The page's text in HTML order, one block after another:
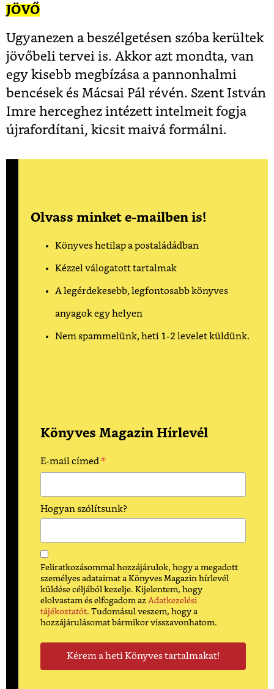
JÖVŐ
Ugyanezen a beszélgetésen szóba kerültek
jövőbeli tervei is. Akkor azt mondta, van
egy kisebb megbízása a pannonhalmi
bencések és Mácsai Pál révén. Szent István
Imre herceghez intézett intelmeit fogja
újrafordítani, kicsit maivá formálni.
Olvass minket e-mailben is!
Könyves hetilap a postaládádban
Kézzel válogatott tartalmak
A legérdekesebb, legfontosabb könyves
anyagok egy helyen
Nem spammelünk, heti 1-2 levelet küldünk.
Könyves Magazin Hírlevél
E-mail címed*
Hogyan szólítsunk?
Feliratkozásommal hozzájárulok, hogy a megadott
személyes adataimat a Könyves Magazin hírlevél
küldése céljából kezelje. Kijelentem, hogy
elolvastam és elfogadom az Adatkezelési
tájékoztatót. Tudomásul veszem, hogy a
hozzájárulásomat bármikor visszavonhatom.